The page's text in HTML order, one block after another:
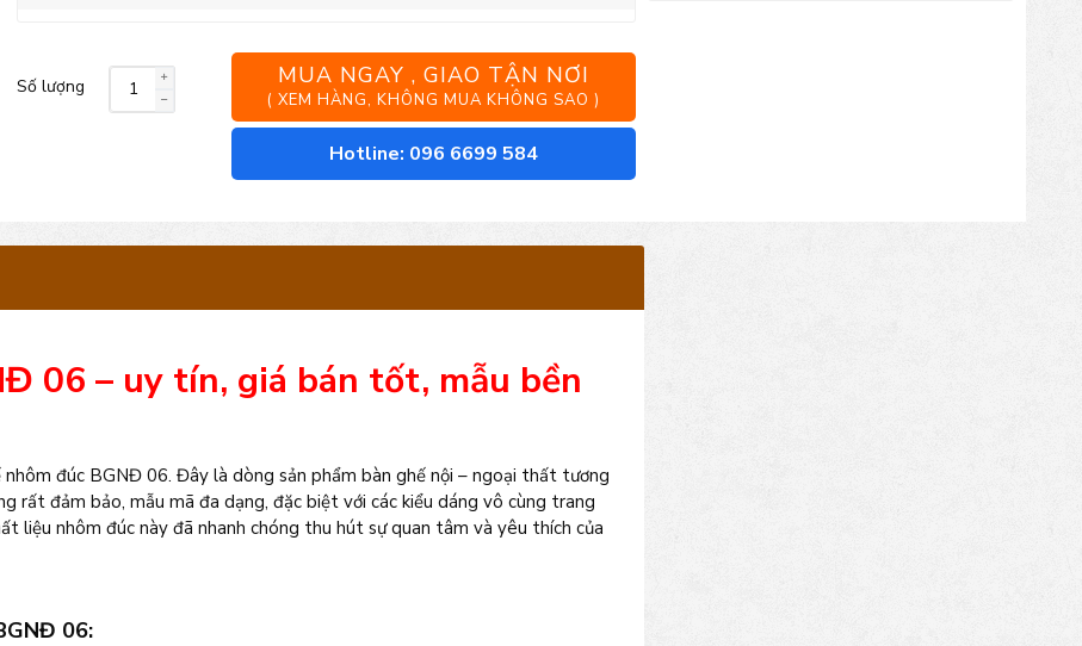
Số lượng
số
MUA NGAY , GIAO TẬN NƠI
( XEM HÀNG, KHÔNG MUA KHÔNG SAO )
Hotline: 096 6699 584
06 – uy tín, giá bán tốt, mẫu bền
đúc BGNĐ 06. Đây là dòng sản phẩm bàn ghế nội – ngoại thất tương
rất đảm bảo, mẫu mã đa dạng, đặc biệt với các kiểu dáng vô cùng trang
liệu nhôm đúc này đã nhanh chóng thu hút sự quan tâm và yêu thích của
06: